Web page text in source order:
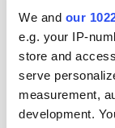
We and our
e.g. your IP-
store and
serve
measurement,
development.
kirjataanko
sijoitetun
voimassa